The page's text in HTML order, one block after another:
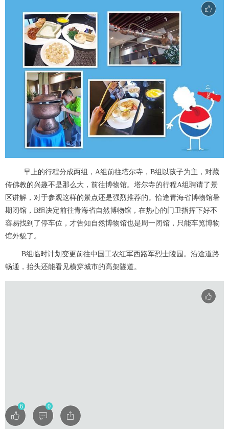
早上的行程分成两组，A组前往塔尔寺，B组以孩子为主，对藏
传佛教的兴趣不是那么大，前往博物馆。塔尔寺的行程A组聘请了景
区讲解，对于参观这样的景点还是强烈推荐的。恰逢青海省博物馆暑
期闭馆，B组决定前往青海省自然博物馆，在热心的门卫指挥下好不
容易找到了停车位，才告知自然博物馆也是周一闭馆，只能车览博物
馆外貌了。
B组临时计划变更前往中国工农红军西路军烈士陵园。沿途道路
畅通，抬头还能看见横穿城市的高架隧道。
6 0